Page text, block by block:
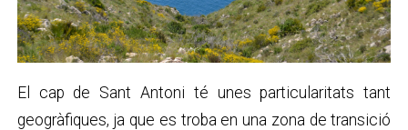
El cap de Sant Antoni té unes particularitats tant
geogràfiques, ja que es troba en una zona de transició